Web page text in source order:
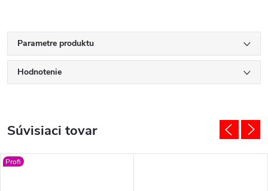
Parametre produktu
Hodnotenie
Súvisiaci tovar
Profi